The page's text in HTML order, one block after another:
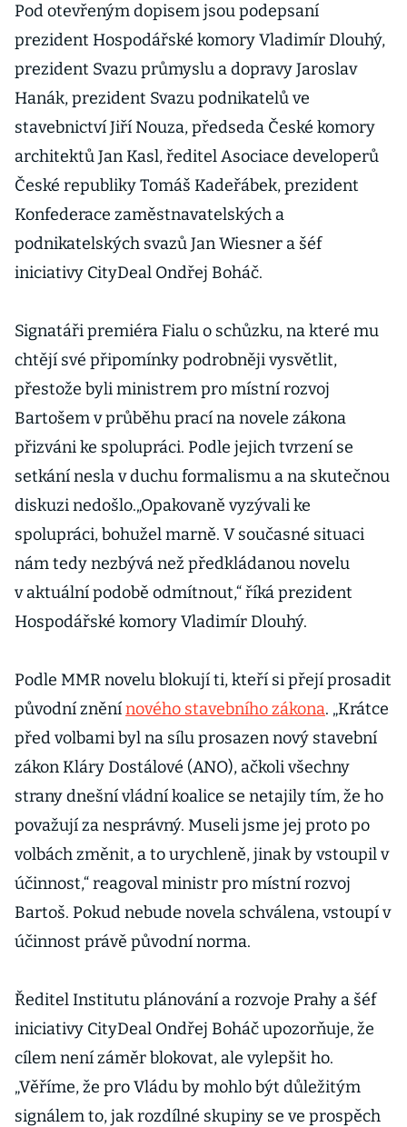
Pod otevřeným dopisem jsou podepsaní
prezident Hospodářské komory Vladimír Dlouhý,
prezident Svazu průmyslu a dopravy Jaroslav
Hanák, prezident Svazu podnikatelů ve
stavebnictví Jiří Nouza, předseda České komory
architektů Jan Kasl, ředitel Asociace developerů
České republiky Tomáš Kadeřábek, prezident
Konfederace zaměstnavatelských a
podnikatelských svazů Jan Wiesner a šéf
iniciativy CityDeal Ondřej Boháč.
Signatáři premiéra Fialu o schůzku, na které mu
chtějí své připomínky podrobněji vysvětlit,
přestože byli ministrem pro místní rozvoj
Bartošem v průběhu prací na novele zákona
přizváni ke spolupráci. Podle jejich tvrzení se
setkání nesla v duchu formalismu a na skutečnou
diskuzi nedošlo.„Opakovaně vyzývali ke
spolupráci, bohužel marně. V současné situaci
nám tedy nezbývá než předkládanou novelu
v aktuální podobě odmítnout,“ říká prezident
Hospodářské komory Vladimír Dlouhý.
Podle MMR novelu blokují ti, kteří si přejí prosadit
původní zněnínového stavebního zákona. „Krátce
před volbami byl na sílu prosazen nový stavební
zákon Kláry Dostálové (ANO), ačkoli všechny
strany dnešní vládní koalice se netajily tím, že ho
považují za nesprávný. Museli jsme jej proto po
volbách změnit, a to urychleně, jinak by vstoupil v
účinnost,“ reagoval ministr pro místní rozvoj
Bartoš. Pokud nebude novela schválena, vstoupí v
účinnost právě původní norma.
Ředitel Institutu plánování a rozvoje Prahy a šéf
iniciativy CityDeal Ondřej Boháč upozorňuje, že
cílem není záměr blokovat, ale vylepšit ho.
„Věříme, že pro Vládu by mohlo být důležitým
signálem to, jak rozdílné skupiny se ve prospěch